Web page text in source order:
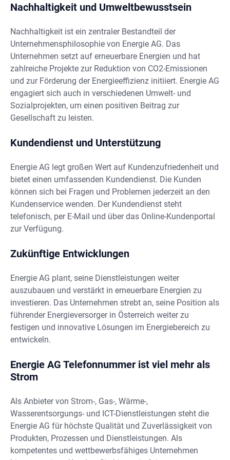
Nachhaltigkeit und Umweltbewusstsein
Nachhaltigkeit ist ein zentraler Bestandteil der
Unternehmensphilosophie von Energie AG. Das
Unternehmen setzt auf erneuerbare Energien und hat
zahlreiche Projekte zur Reduktion von CO2-Emissionen
und zur Förderung der Energieeffizienz initiiert. Energie AG
engagiert sich auch in verschiedenen Umwelt- und
Sozialprojekten, um einen positiven Beitrag zur
Gesellschaft zu leisten.
Kundendienst und Unterstützung
Energie AG legt großen Wert auf Kundenzufriedenheit und
bietet einen umfassenden Kundendienst. Die Kunden
können sich bei Fragen und Problemen jederzeit an den
Kundenservice wenden. Der Kundendienst steht
telefonisch, per E-Mail und über das Online-Kundenportal
zur Verfügung.
Zukünftige Entwicklungen
Energie AG plant, seine Dienstleistungen weiter
auszubauen und verstärkt in erneuerbare Energien zu
investieren. Das Unternehmen strebt an, seine Position als
führender Energieversorger in Österreich weiter zu
festigen und innovative Lösungen im Energiebereich zu
entwickeln.
Energie AG Telefonnummer ist viel mehr als
Strom
Als Anbieter von Strom-, Gas-, Wärme-,
Wasserentsorgungs- und ICT-Dienstleistungen steht die
Energie AG für höchste Qualität und Zuverlässigkeit von
Produkten, Prozessen und Dienstleistungen. Als
kompetentes und wettbewerbsfähiges Unternehmen